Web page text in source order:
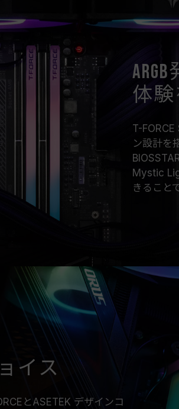
体験
T-
ン設計を
Mystic
きること
イス
とASETEK デザインコ